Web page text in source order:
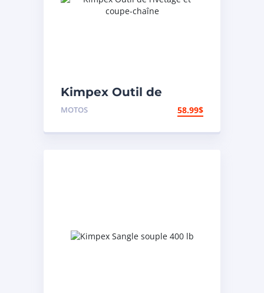
Kimpex Outil de
rivetage et coupe-
MOTOS 58.99$